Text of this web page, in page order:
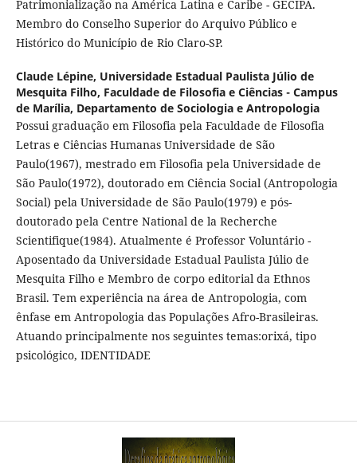
Patrimonialização na América Latina e Caribe - GECIPA.
Membro do Conselho Superior do Arquivo Público e
Histórico do Município de Rio Claro-SP.
Claude Lépine, Universidade Estadual Paulista Júlio de
Mesquita Filho, Faculdade de Filosofia e Ciências - Campus
de Marília, Departamento de Sociologia e Antropologia
Possui graduação em Filosofia pela Faculdade de Filosofia
Letras e Ciências Humanas Universidade de São
Paulo(1967), mestrado em Filosofia pela Universidade de
São Paulo(1972), doutorado em Ciência Social (Antropologia
Social) pela Universidade de São Paulo(1979) e pós-
doutorado pela Centre National de la Recherche
Scientifique(1984). Atualmente é Professor Voluntário -
Aposentado da Universidade Estadual Paulista Júlio de
Mesquita Filho e Membro de corpo editorial da Ethnos
Brasil. Tem experiência na área de Antropologia, com
ênfase em Antropologia das Populações Afro-Brasileiras.
Atuando principalmente nos seguintes temas:orixá, tipo
psicológico, IDENTIDADE